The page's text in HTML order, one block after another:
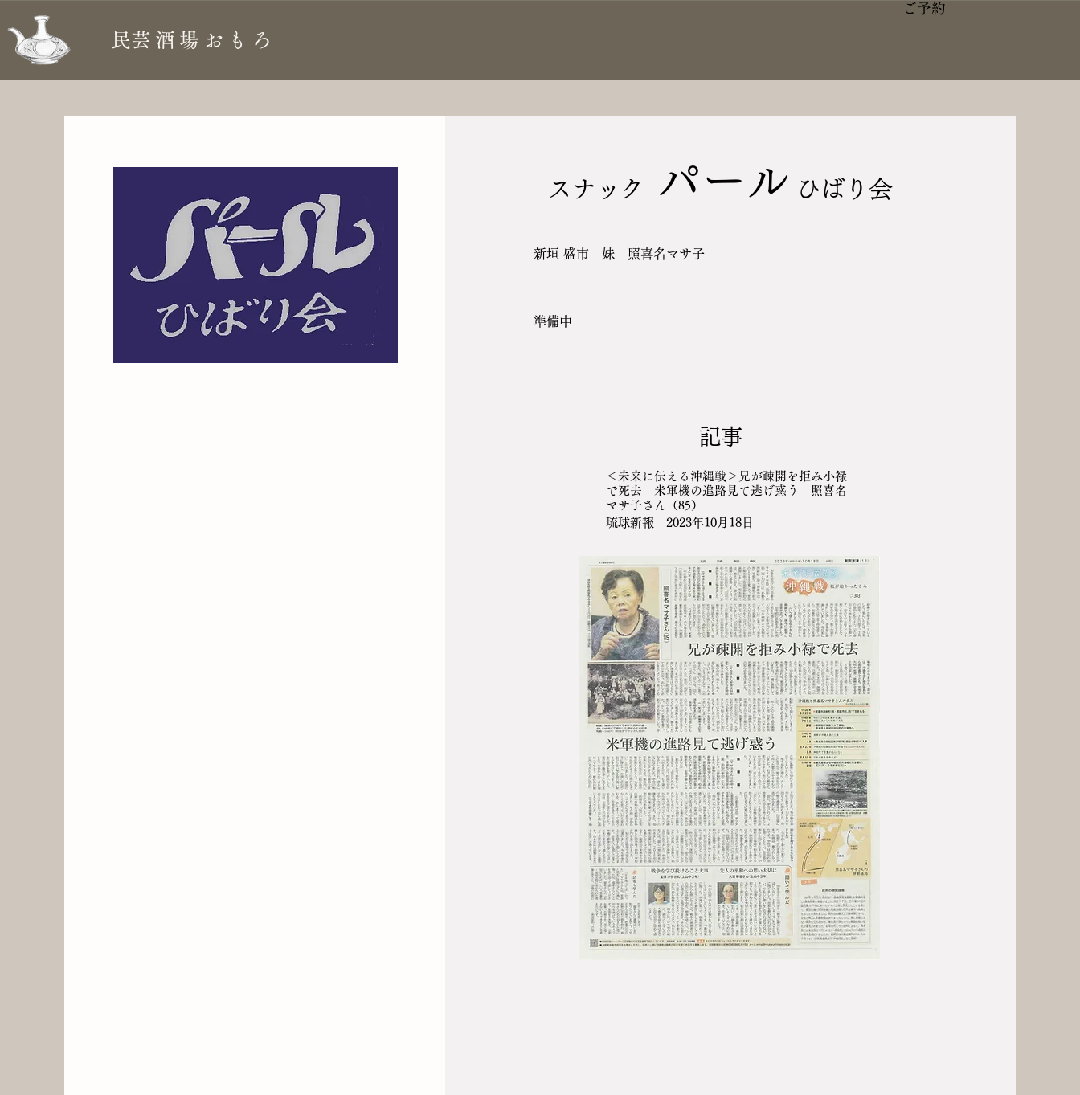
​民芸酒場おもろ
ご予約
スナック パール ひばり会
新垣 盛市 妹 照喜名マサ子
​準備中
記事
＜未来に伝える沖縄戦＞兄が疎開を拒み小禄
で死去 米軍機の進路見て逃げ惑う 照喜名
マサ子さん（85）
琉球新報 2023年10月18日